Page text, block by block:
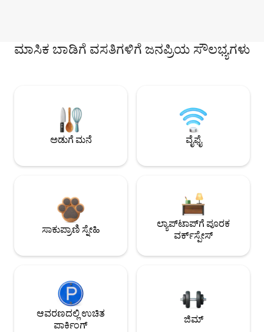
ಮಾಸಿಕ ಬಾಡಿಗೆ ವಸತಿಗಳಿಗೆ ಜನಪ್ರಿಯ ಸೌಲಭ್ಯಗಳು
ಅಡುಗೆ ಮನೆ ವೈಫೈ
ಸಾಕುಪ್ರಾಣಿ ಸ್ನೇಹಿ
ಲ್ಯಾಪ್‌ಟಾಪ್‌ಗೆ ಪೂರಕ
ವರ್ಕ್‌ಸ್ಪೇಸ್
ಆವರಣದಲ್ಲಿ ಉಚಿತ
ಪಾರ್ಕಿಂಗ್
ಜಿಮ್